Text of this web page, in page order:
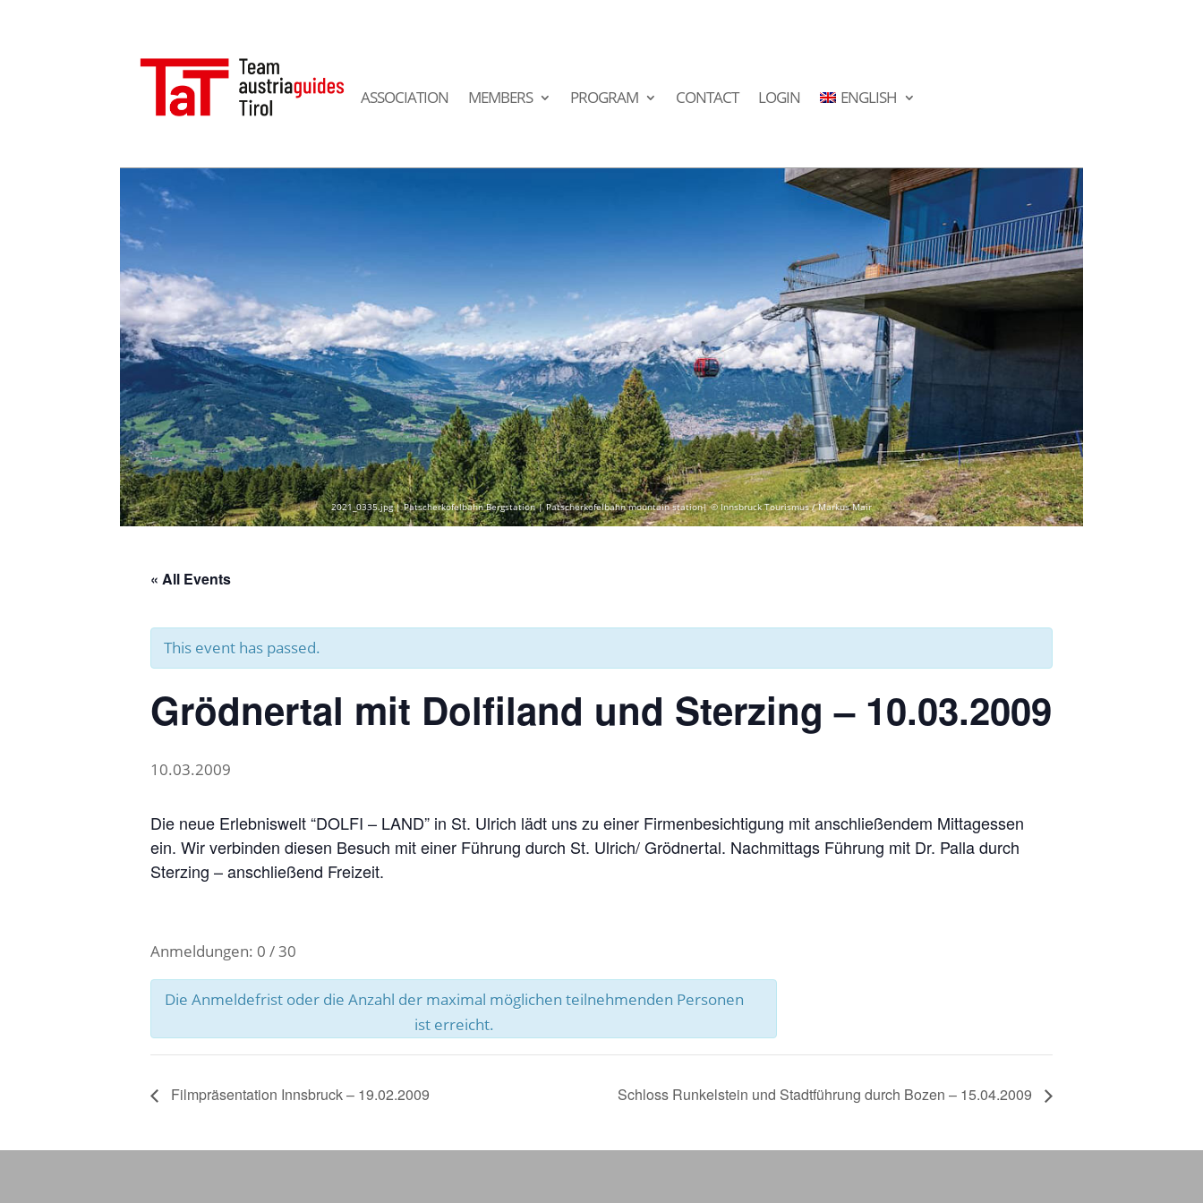
ASSOCIATION MEMBERS PROGRAM CONTACT LOGIN ENGLISH
2021_0335.jpg | Patscherkofelbahn Bergstation | Patscherkofelbahn mountain station| © Innsbruck Tourismus / Markus Mair
« All Events
This event has passed.
Grödnertal mit Dolfiland und Sterzing – 10.03.2009
10.03.2009
Die neue Erlebniswelt “DOLFI – LAND” in St. Ulrich lädt uns zu einer Firmenbesichtigung mit anschließendem Mittagessen
ein. Wir verbinden diesen Besuch mit einer Führung durch St. Ulrich/ Grödnertal. Nachmittags Führung mit Dr. Palla durch
Sterzing – anschließend Freizeit.
Anmeldungen: 0 / 30
Die Anmeldefrist oder die Anzahl der maximal möglichen teilnehmenden Personen
ist erreicht.
Filmpräsentation Innsbruck – 19.02.2009 Schloss Runkelstein und Stadtführung durch Bozen – 15.04.2009